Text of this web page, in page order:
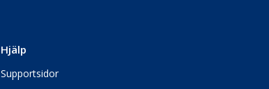
Hjälp
Supportsidor